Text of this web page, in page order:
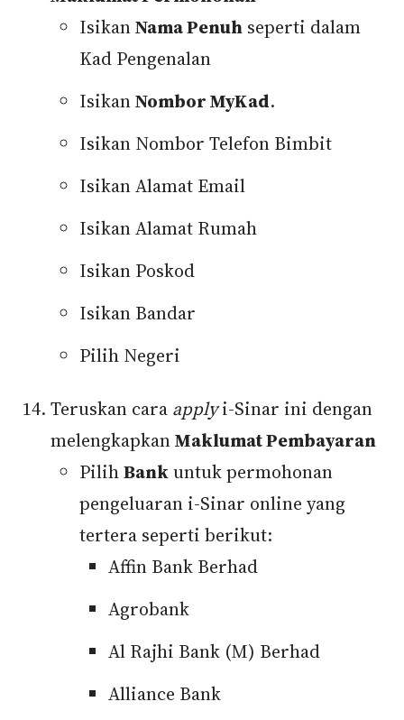
IsikanNama Penuh seperti dalam
Kad Pengenalan
IsikanNombor MyKad.
Isikan Nombor Telefon Bimbit
Isikan Alamat Email
Isikan Alamat Rumah
Isikan Poskod
Isikan Bandar
Pilih Negeri
Teruskan cara applyi-Sinar ini dengan
melengkapkanMaklumat Pembayaran
PilihBankuntuk permohonan
pengeluaran i-Sinar online yang
tertera seperti berikut:
Affin Bank Berhad
Agrobank
Al Rajhi Bank (M) Berhad
Alliance Bank